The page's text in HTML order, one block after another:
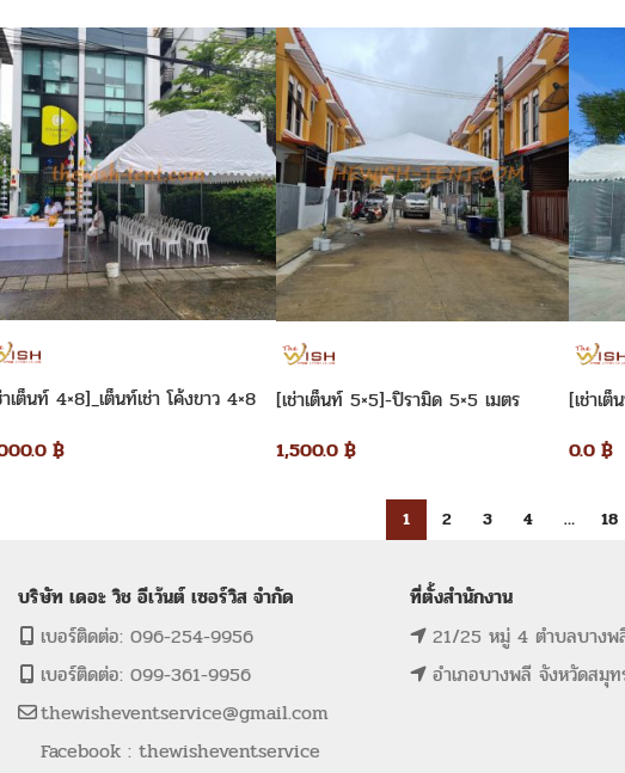
เต็นท์ 4×8]_เต็นท์เช่า โค้งขาว 4×8
฿
[เช่าเต็นท์ 5×5]-ปิรามิด 5×5 เมตร
1,500.0 ฿
[เช่าเ
0.0฿
1 2 3 4 … 18
บริษัท เดอะ วิช อีเว้นต์ เซอร์วิส จำกัด
เบอร์ติดต่อ: 096-254-9956
เบอร์ติดต่อ: 099-361-9956
thewisheventservice@gmail.com
Facebook : thewisheventservice
ที่ตั้งสำนักงาน
21/25 หมู่ 4 ตำบลบาง
อำเภอบางพลี จังหวัดสมุ